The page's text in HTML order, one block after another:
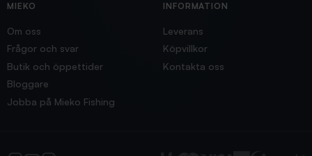
MIEKO
Om oss
Frågor och svar
Butik och öppettider
Bloggare
Jobba på Mieko Fishing
INFORMATION
Leverans
Köpvillkor
Kontakta oss